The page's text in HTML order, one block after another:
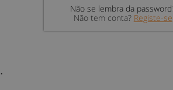
Não se lembra da
Não tem conta? Registe-se